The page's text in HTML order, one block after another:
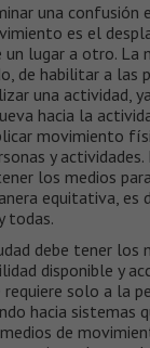
una confusión
es el
un lugar a otro. La
de habilitar a las
una actividad,
hacia la
movimiento
y
los medios
equitativa, es
todas.
debe tener los
disponible y
solo a la
hacia sistemas
de